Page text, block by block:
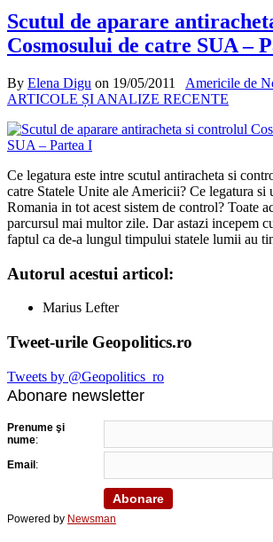
Scutul de aparare
Cosmosului de catre SUA –
By Elena Digu on 19/05/2011 Americile de
ARTICOLE ȘI ANALIZE RECENTE
Ce legatura este intre scutul antiracheta si
catre Statele Unite ale Americii? Ce legatura si
Romania in tot acest sistem de control? Toate
parcursul mai multor zile. Dar astazi incepem
faptul ca de-a lungul timpului statele lumii au
Autorul acestui articol:
Marius Lefter
Tweet-urile Geopolitics.ro
Tweets by @Geopolitics_ro
Abonare newsletter
Prenume şi
nume:
Email:
Powered by Newsman